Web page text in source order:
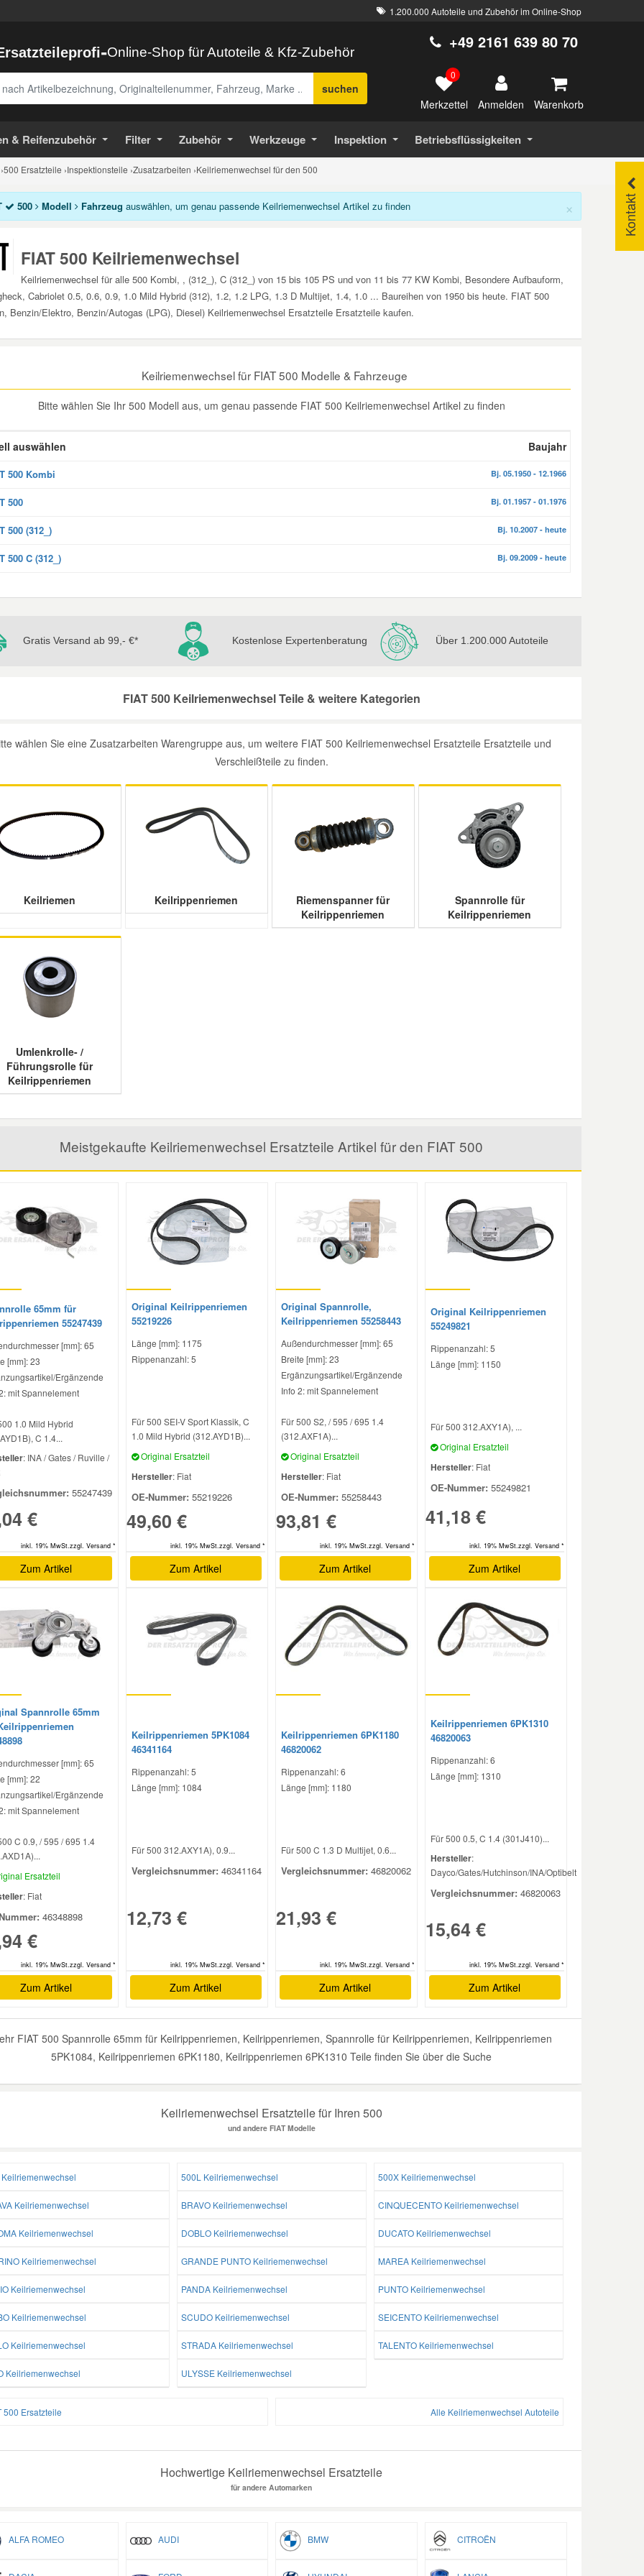
1.200.000 Autoteile und Zubehör im Online-Shop
-Online-Shop für Autoteile & Kfz-Zubehör
suchen
+49 2161 639 80 70
0
Merkzettel Anmelden Warenkorb
& Reifenzubehör Filter Zubehör Werkzeuge Inspektion Betriebsflüssigkeiten
›500 Ersatzteile ›Inspektionsteile ›Zusatzarbeiten ›Keilriemenwechsel für den 500
Kontakt
×
500 Modell Fahrzeug auswählen, um genau passende Keilriemenwechsel Artikel zu finden
FIAT 500 Keilriemenwechsel
Keilriemenwechsel für alle 500 Kombi, , (312_), C (312_) von 15 bis 105 PS und von 11 bis 77 KW Kombi, Besondere Aufbauform,
Cabriolet 0.5, 0.6, 0.9, 1.0 Mild Hybrid (312), 1.2, 1.2 LPG, 1.3 D Multijet, 1.4, 1.0 ... Baureihen von 1950 bis heute. FIAT 500
Benzin/Elektro, Benzin/Autogas (LPG), Diesel) Keilriemenwechsel Ersatzteile Ersatzteile kaufen.
Keilriemenwechsel für FIAT 500 Modelle & Fahrzeuge
Bitte wählen Sie Ihr 500 Modell aus, um genau passende FIAT 500 Keilriemenwechsel Artikel zu finden
auswählen Baujahr
500 Kombi Bj. 05.1950 - 12.1966
500 Bj. 01.1957 - 01.1976
500 (312_) Bj. 10.2007 - heute
500 C (312_) Bj. 09.2009 - heute
Gratis Versand ab 99,- €* Kostenlose Expertenberatung Über 1.200.000 Autoteile
FIAT 500 Keilriemenwechsel Teile & weitere Kategorien
wählen Sie eine Zusatzarbeiten Warengruppe aus, um weitere FIAT 500 Keilriemenwechsel Ersatzteile Ersatzteile und
Verschleißteile zu finden.
Keilriemen Keilrippenriemen
Riemenspanner für
Keilrippenriemen
Spannrolle für
Keilrippenriemen
Umlenkrolle- /
Führungsrolle für
Keilrippenriemen
Meistgekaufte Keilriemenwechsel Ersatzteile Artikel für den FIAT 500
65mm für
55247439
[mm]: 65
[mm]: 23
Ergänzende
mit Spannelement
1.0 Mild Hybrid
C 1.4...
: INA / Gates / Ruville /
55247439
€
inkl. 19% MwSt.zzgl. Versand *
Zum Artikel
Original Keilrippenriemen
55219226
Länge [mm]: 1175
Rippenanzahl: 5
Für 500 SEI-V Sport Klassik, C
1.0 Mild Hybrid (312.AYD1B)...
Original Ersatzteil
Hersteller: Fiat
OE-Nummer: 55219226
49,60 €
inkl. 19% MwSt.zzgl. Versand *
Zum Artikel
Original Spannrolle,
Keilrippenriemen 55258443
Außendurchmesser [mm]: 65
Breite [mm]: 23
Ergänzungsartikel/Ergänzende
Info 2: mit Spannelement
Für 500 S2, / 595 / 695 1.4
(312.AXF1A)...
Original Ersatzteil
Hersteller: Fiat
OE-Nummer: 55258443
93,81 €
inkl. 19% MwSt.zzgl. Versand *
Zum Artikel
Original Keilrippenriemen
55249821
Rippenanzahl: 5
Länge [mm]: 1150
Für 500 312.AXY1A), ...
Original Ersatzteil
Hersteller: Fiat
OE-Nummer: 55249821
41,18 €
inkl. 19% MwSt.zzgl. Versand *
Zum Artikel
Spannrolle 65mm
[mm]: 65
[mm]: 22
Ergänzende
mit Spannelement
C 0.9, / 595 / 695 1.4
Ersatzteil
: Fiat
46348898
€
inkl. 19% MwSt.zzgl. Versand *
Zum Artikel
Keilrippenriemen 5PK1084
46341164
Rippenanzahl: 5
Länge [mm]: 1084
Für 500 312.AXY1A), 0.9...
Vergleichsnummer: 46341164
12,73 €
inkl. 19% MwSt.zzgl. Versand *
Zum Artikel
Keilrippenriemen 6PK1180
46820062
Rippenanzahl: 6
Länge [mm]: 1180
Für 500 C 1.3 D Multijet, 0.6...
Vergleichsnummer: 46820062
21,93 €
inkl. 19% MwSt.zzgl. Versand *
Zum Artikel
Keilrippenriemen 6PK1310
46820063
Rippenanzahl: 6
Länge [mm]: 1310
Für 500 0.5, C 1.4 (301J410)...
Hersteller:
Dayco/Gates/Hutchinson/INA/Optibelt
Vergleichsnummer: 46820063
15,64 €
inkl. 19% MwSt.zzgl. Versand *
Zum Artikel
FIAT 500 Spannrolle 65mm für Keilrippenriemen, Keilrippenriemen, Spannrolle für Keilrippenriemen, Keilrippenriemen
5PK1084, Keilrippenriemen 6PK1180, Keilrippenriemen 6PK1310 Teile finden Sie über die Suche
Keilriemenwechsel Ersatzteile für Ihren 500
und andere FIAT Modelle
500L Keilriemenwechsel 500X Keilriemenwechsel
Keilriemenwechsel BRAVO Keilriemenwechsel CINQUECENTO Keilriemenwechsel
Keilriemenwechsel DOBLO Keilriemenwechsel DUCATO Keilriemenwechsel
Keilriemenwechsel GRANDE PUNTO Keilriemenwechsel MAREA Keilriemenwechsel
Keilriemenwechsel PANDA Keilriemenwechsel PUNTO Keilriemenwechsel
Keilriemenwechsel SCUDO Keilriemenwechsel SEICENTO Keilriemenwechsel
Keilriemenwechsel STRADA Keilriemenwechsel TALENTO Keilriemenwechsel
Keilriemenwechsel ULYSSE Keilriemenwechsel
500 Ersatzteile Alle Keilriemenwechsel Autoteile
Hochwertige Keilriemenwechsel Ersatzteile
für andere Automarken
ALFA ROMEO AUDI BMW CITROËN